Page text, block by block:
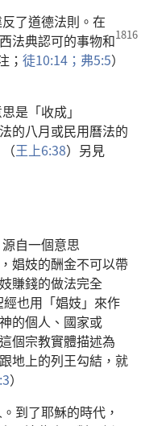
了道德法則 。 在
法典認可的事物和
； 徒10:14； 弗5:5）
是 「收成」
的八月或民用曆法的
（王上6:38） 另 見
源自一個意思
， 娼妓的酬金不可以帶
賺錢的做法完全
經也用 「娼妓 」 來作
的個人 、 國家或
這個宗教實體描述為
跟地 上的列王勾結 ， 就
）
。 到了耶穌的時代 ，